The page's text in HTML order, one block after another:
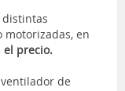
motorizadas, en
el precio.
de